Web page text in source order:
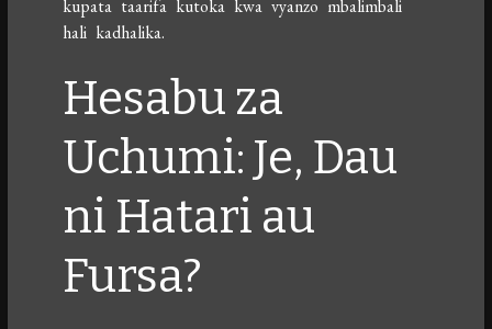
kupata taarifa kutoka kwa vyanzo mbalimbali
hali kadhalika.
Hesabu za
Uchumi: Je, Dau
ni Hatari au
Fursa?